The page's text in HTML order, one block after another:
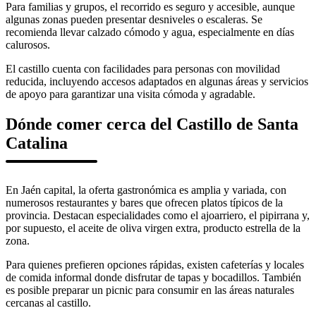
Para familias y grupos, el recorrido es seguro y accesible, aunque
algunas zonas pueden presentar desniveles o escaleras. Se
recomienda llevar calzado cómodo y agua, especialmente en días
calurosos.
El castillo cuenta con facilidades para personas con movilidad
reducida, incluyendo accesos adaptados en algunas áreas y servicios
de apoyo para garantizar una visita cómoda y agradable.
Dónde comer cerca del Castillo de Santa
Catalina
En Jaén capital, la oferta gastronómica es amplia y variada, con
numerosos restaurantes y bares que ofrecen platos típicos de la
provincia. Destacan especialidades como el ajoarriero, el pipirrana y,
por supuesto, el aceite de oliva virgen extra, producto estrella de la
zona.
Para quienes prefieren opciones rápidas, existen cafeterías y locales
de comida informal donde disfrutar de tapas y bocadillos. También
es posible preparar un picnic para consumir en las áreas naturales
cercanas al castillo.